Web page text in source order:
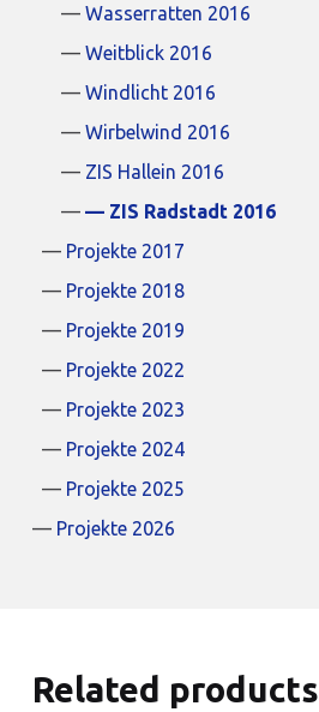
Wasserratten 2016
Weitblick 2016
Windlicht 2016
Wirbelwind 2016
ZIS Hallein 2016
ZIS Radstadt 2016
Projekte 2017
Projekte 2018
Projekte 2019
Projekte 2022
Projekte 2023
Projekte 2024
Projekte 2025
Projekte 2026
Related products